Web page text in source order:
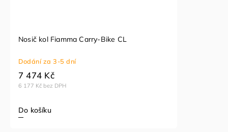
Nosič kol Fiamma Carry-Bike CL
Dodání za 3-5 dní
6 177 Kč bez DPH
7 474 Kč
Do košíku